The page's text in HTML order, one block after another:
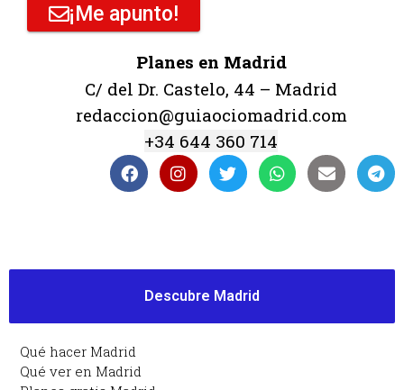
¡Me apunto!
Planes en Madrid
C/ del Dr. Castelo, 44 – Madrid
redaccion@guiaociomadrid.com
+34 644 360 714
Descubre Madrid
Qué hacer Madrid
Qué ver en Madrid